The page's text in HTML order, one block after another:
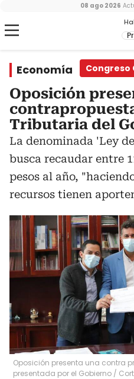
08 ago 2026
Economía Congreso
Oposición
Tributaria del
La denominada 'Ley
busca recaudar entre
pesos al año,
recursos tienen
Oposición presenta una contra
presentada por el Gobierno /